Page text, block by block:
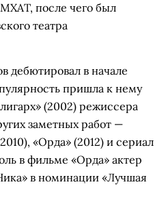
после чего был
театра
дебютировал в начале
пришла к нему
(2002) режиссера
заметных работ —
«Орда» (2012) и сериал
в фильме «Орда» актер
в номинации «Лучшая